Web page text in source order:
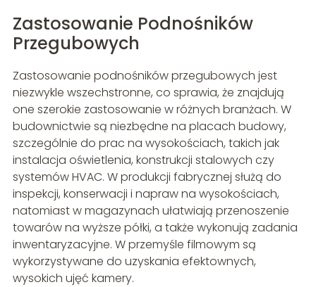
Zastosowanie Podnośników
Przegubowych
Zastosowanie podnośników przegubowych jest
niezwykle wszechstronne, co sprawia, że znajdują
one szerokie zastosowanie w różnych branżach. W
budownictwie są niezbędne na placach budowy,
szczególnie do prac na wysokościach, takich jak
instalacja oświetlenia, konstrukcji stalowych czy
systemów HVAC. W produkcji fabrycznej służą do
inspekcji, konserwacji i napraw na wysokościach,
natomiast w magazynach ułatwiają przenoszenie
towarów na wyższe półki, a także wykonują zadania
inwentaryzacyjne. W przemyśle filmowym są
wykorzystywane do uzyskania efektownych,
wysokich ujęć kamery.